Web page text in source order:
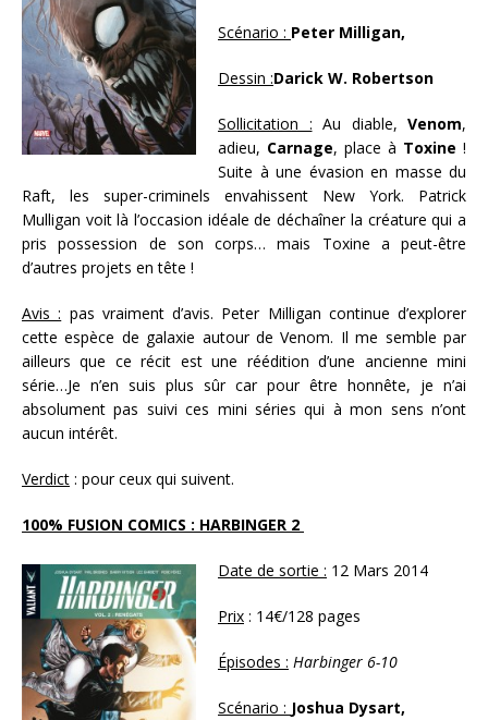
Scénario : Peter Milligan,
Dessin :Darick W. Robertson
Sollicitation : Au diable, Venom,
adieu, Carnage, place à Toxine !
Suite à une évasion en masse du
Raft, les super-criminels envahissent New York. Patrick
Mulligan voit là l’occasion idéale de déchaîner la créature qui a
pris possession de son corps… mais Toxine a peut-être
d’autres projets en tête !
Avis : pas vraiment d’avis. Peter Milligan continue d’explorer
cette espèce de galaxie autour de Venom. Il me semble par
ailleurs que ce récit est une réédition d’une ancienne mini
série…Je n’en suis plus sûr car pour être honnête, je n’ai
absolument pas suivi ces mini séries qui à mon sens n’ont
aucun intérêt.
Verdict : pour ceux qui suivent.
100% FUSION COMICS : HARBINGER 2
Date de sortie : 12 Mars 2014
Prix : 14€/128 pages
Épisodes : Harbinger 6-10
Scénario : Joshua Dysart,